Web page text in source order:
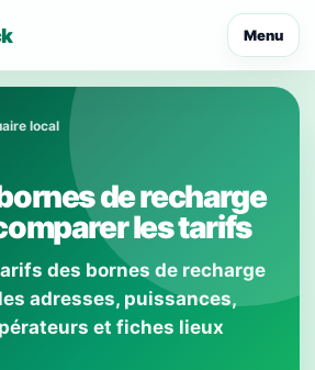
Menu
local
de recharge
les tarifs
des bornes de recharge
adresses, puissances,
et fiches lieux